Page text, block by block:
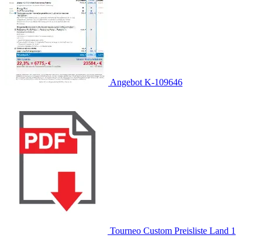
Angebot K-109646
Tourneo Custom Preisliste Land 1